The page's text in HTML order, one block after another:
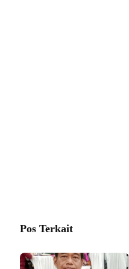
Pos Terkait